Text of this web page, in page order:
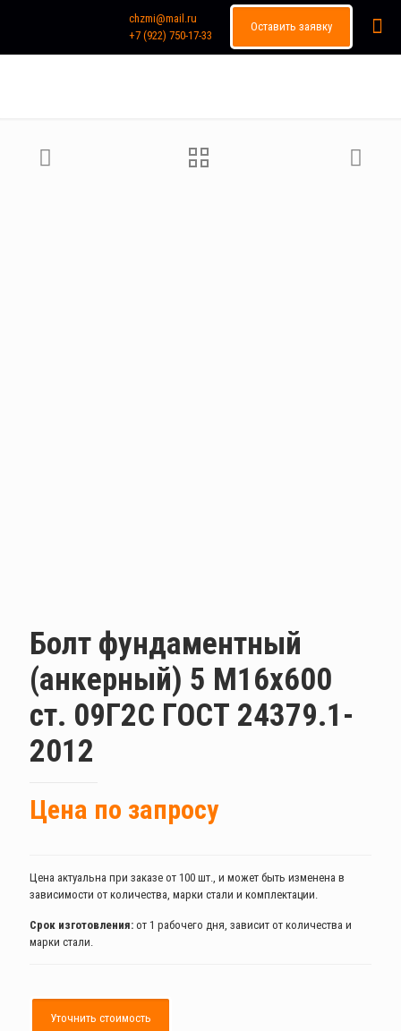
chzmi@mail.ru
+7 (922) 750-17-33
Оставить заявку
Болт фундаментный
(анкерный) 5 М16х600
ст. 09Г2С ГОСТ 24379.1-
2012
Цена по запросу
Цена актуальна при заказе от 100 шт., и может быть изменена в
зависимости от количества, марки стали и комплектации.
Срок изготовления: от 1 рабочего дня, зависит от количества и
марки стали.
Уточнить стоимость